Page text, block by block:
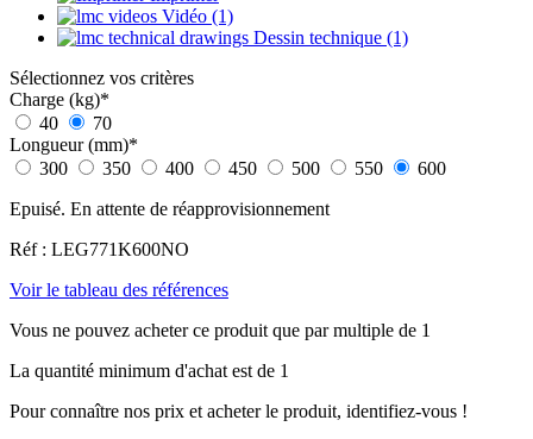
Vidéo (1)
Dessin technique (1)
Sélectionnez vos critères
Charge (kg)*
40
70
Longueur (mm)*
300
350 400 450 500 550
600
Epuisé. En attente de réapprovisionnement
Réf : LEG771K600NO
Voir le tableau des références
Vous ne pouvez acheter ce produit que par multiple de 1
La quantité minimum d'achat est de 1
Pour connaître nos prix et acheter le produit, identifiez-vous !